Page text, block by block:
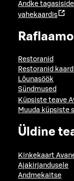
Andke
vahekaardis
Restoranid
Restoranid
Lõunasöök
Sündmused
Küpsiste teave
Muuda küpsiste
Üldine
Kinkekaart
Ajakirjandusele
Andmekaitse